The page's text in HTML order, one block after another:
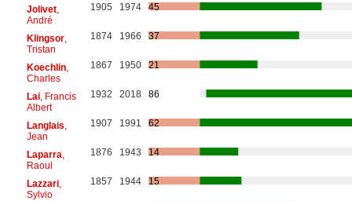
Jolivet,
André
1905 1974 45
Klingsor,
Tristan
1874 1966 37
Koechlin,
Charles
1867 1950 21
Lai, Francis
Albert
1932 2018 86
Langlais
Jean
1907 1991 62
Laparra
Raoul
1876 1943 14
Lazzari,
Sylvio
1857 1944 15